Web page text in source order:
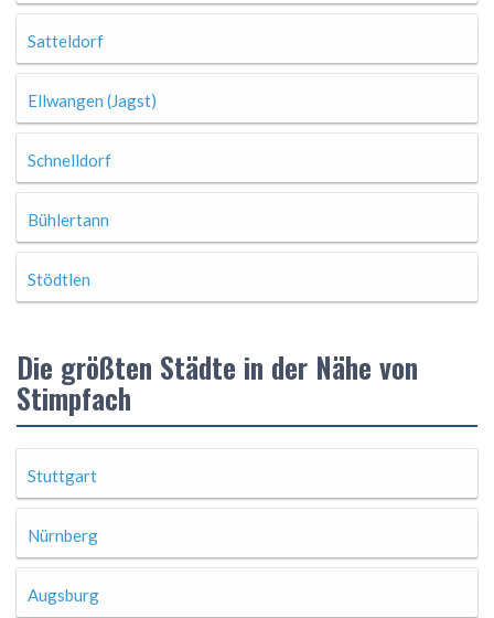
Satteldorf
Ellwangen (Jagst)
Schnelldorf
Bühlertann
Stödtlen
Die größten Städte in der Nähe von
Stimpfach
Stuttgart
Nürnberg
Augsburg